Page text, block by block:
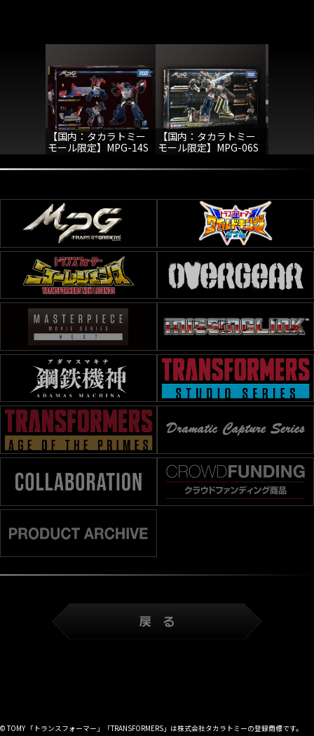
【国内：タカラトミー
モール限定】MPG-14S
ジンライBOXセット
【国内：タカラトミー
モール限定】MPG-06S
ライデンBOXセット
© TOMY 「トランスフォーマー」「TRANSFORMERS」は株式会社タカラトミーの登録商標です。